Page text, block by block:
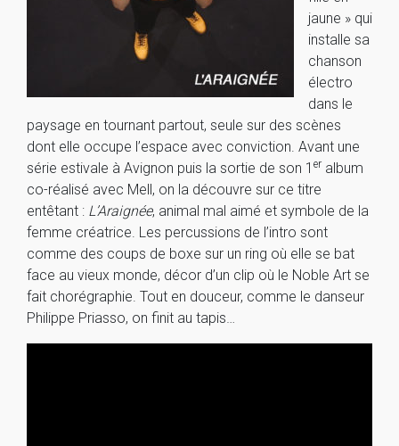
jaune » qui
installe sa
chanson
électro
dans le
paysage en tournant partout, seule sur des scènes
dont elle occupe l’espace avec conviction. Avant une
série estivale à Avignon puis la sortie de son 1 er album
co-réalisé avec Mell, on la découvre sur ce titre
entêtant : L’Araignée, animal mal aimé et symbole de la
femme créatrice. Les percussions de l’intro sont
comme des coups de boxe sur un ring où elle se bat
face au vieux monde, décor d’un clip où le Noble Art se
fait chorégraphie. Tout en douceur, comme le danseur
Philippe Priasso, on finit au tapis…